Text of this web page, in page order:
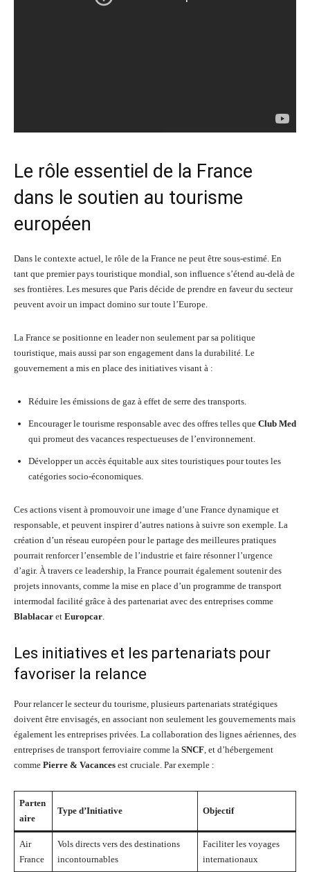
Le rôle essentiel de la France
dans le soutien au tourisme
européen
Dans le contexte actuel, le rôle de la France ne peut être sous-estimé. En
tant que premier pays touristique mondial, son influence s’étend au-delà de
ses frontières. Les mesures que Paris décide de prendre en faveur du secteur
peuvent avoir un impact domino sur toute l’Europe.
La France se positionne en leader non seulement par sa politique
touristique, mais aussi par son engagement dans la durabilité. Le
gouvernement a mis en place des initiatives visant à :
Réduire les émissions de gaz à effet de serre des transports.
Encourager le tourisme responsable avec des offres telles que Club Med
qui promeut des vacances respectueuses de l’environnement.
Développer un accès équitable aux sites touristiques pour toutes les
catégories socio-économiques.
Ces actions visent à promouvoir une image d’une France dynamique et
responsable, et peuvent inspirer d’autres nations à suivre son exemple. La
création d’un réseau européen pour le partage des meilleures pratiques
pourrait renforcer l’ensemble de l’industrie et faire résonner l’urgence
d’agir. À travers ce leadership, la France pourrait également soutenir des
projets innovants, comme la mise en place d’un programme de transport
intermodal facilité grâce à des partenariat avec des entreprises comme
Blablacar et Europcar.
Les initiatives et les partenariats pour
favoriser la relance
Pour relancer le secteur du tourisme, plusieurs partenariats stratégiques
doivent être envisagés, en associant non seulement les gouvernements mais
également les entreprises privées. La collaboration des lignes aériennes, des
entreprises de transport ferroviaire comme la SNCF, et d’hébergement
comme Pierre & Vacances est cruciale. Par exemple :
Parten
aire
Type d’Initiative Objectif
Air
France
Vols directs vers des destinations
incontournables
Faciliter les voyages
internationaux